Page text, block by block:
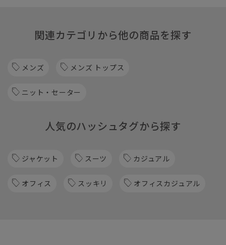
関連カテゴリから他の商品を探す
メンズ メンズ トップス
ニット・セーター
人気のハッシュタグから探す
ジャケット スーツ カジュアル
オフィス スッキリ オフィスカジュアル